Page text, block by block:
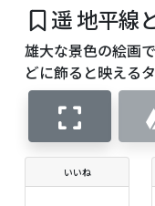
遥 地平
雄大な景色の絵画
どに飾ると映える
いいね